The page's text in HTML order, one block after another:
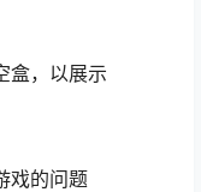
盒，以展示
戏的问题